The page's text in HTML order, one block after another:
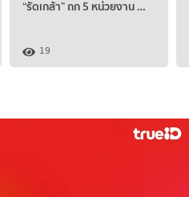
“รัดเกล้า” ถก 5 หน่วยงาน …
19